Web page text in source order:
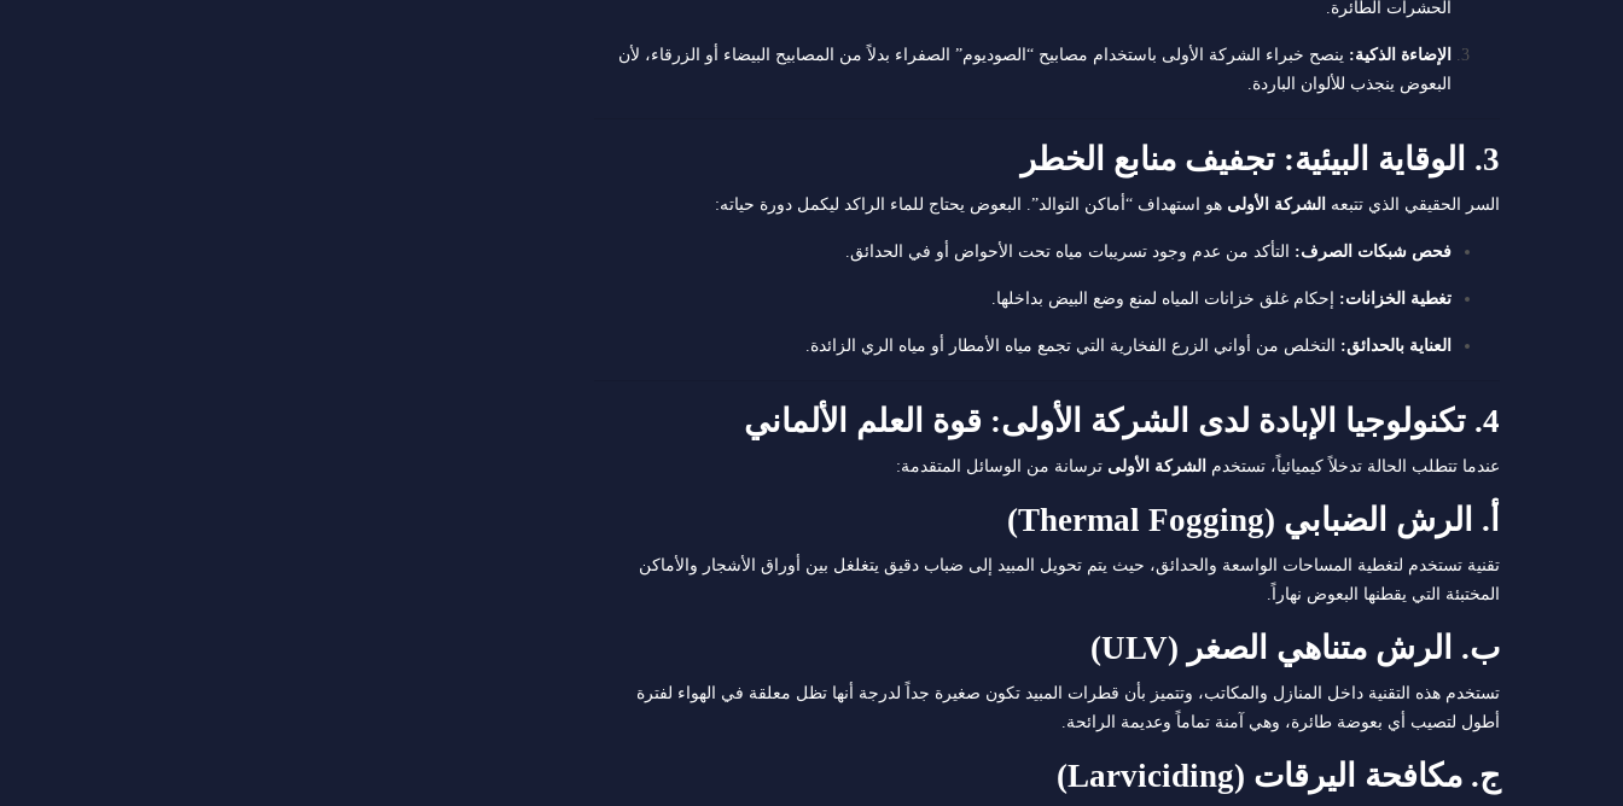
الحشرات الطائرة.
الإضاءة الذكية: ينصح خبراء الشركة الأولى باستخدام مصابيح “الصوديوم” الصفراء بدلاً من المصابيح البيضاء أو الزرقاء، لأن
البعوض ينجذب للألوان الباردة.
3. الوقاية البيئية: تجفيف منابع الخطر
السر الحقيقي الذي تتبعه الشركة الأولى هو استهداف “أماكن التوالد”. البعوض يحتاج للماء الراكد ليكمل دورة حياته:
فحص شبكات الصرف: التأكد من عدم وجود تسريبات مياه تحت الأحواض أو في الحدائق.
تغطية الخزانات: إحكام غلق خزانات المياه لمنع وضع البيض بداخلها.
العناية بالحدائق: التخلص من أواني الزرع الفخارية التي تجمع مياه الأمطار أو مياه الري الزائدة.
4. تكنولوجيا الإبادة لدى الشركة الأولى: قوة العلم الألماني
عندما تتطلب الحالة تدخلاً كيميائياً، تستخدم الشركة الأولى ترسانة من الوسائل المتقدمة:
أ. الرش الضبابي (Thermal Fogging)
تقنية تستخدم لتغطية المساحات الواسعة والحدائق، حيث يتم تحويل المبيد إلى ضباب دقيق يتغلغل بين أوراق الأشجار والأماكن
المختبئة التي يقطنها البعوض نهاراً.
ب. الرش متناهي الصغر (ULV)
تستخدم هذه التقنية داخل المنازل والمكاتب، وتتميز بأن قطرات المبيد تكون صغيرة جداً لدرجة أنها تظل معلقة في الهواء لفترة
أطول لتصيب أي بعوضة طائرة، وهي آمنة تماماً وعديمة الرائحة.
ج. مكافحة اليرقات (Larviciding)